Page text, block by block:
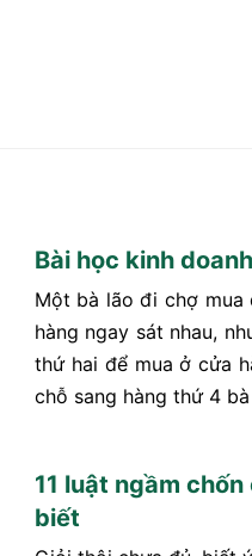
Bài học kinh
Một bà lão đi chợ mua
hàng ngay sát nhau,
thứ hai để mua ở cửa
chỗ sang hàng thứ 4
11 luật ngầm
biết